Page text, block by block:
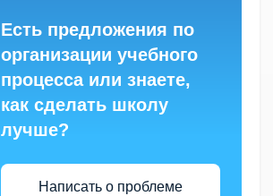
Есть предложения по
организации учебного
процесса или знаете,
как сделать школу
лучше?
Написать о проблеме